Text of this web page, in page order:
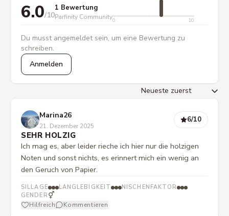
6.0/10
1 Bewertung
Parfinity Community0 10
Du musst angemeldet sein, um eine Bewertung zu
schreiben.
Anmelden
Marina26
21. Dezember 2025
6/10
SEHR HOLZIG
Ich mag es, aber leider rieche ich hier nur die holzigen
Noten und sonst nichts, es erinnert mich ein wenig an
den Geruch von Papier.
SILLAGE LANGLEBIGKEIT
NISCHENFAKTOR
GENDER ⚥
Hilfreich Kommentieren